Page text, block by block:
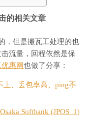
的相关文章
，但是搬瓦工处理的也
流量，回程依然是保
惠网也做了分享：
上、丢包率高、ping不
Softbank (JPOS_1)